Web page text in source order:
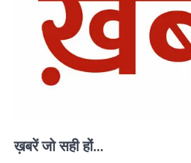
ख़बरें जो सही हों...